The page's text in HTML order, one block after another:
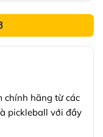
chính hãng từ các
pickleball với đầy